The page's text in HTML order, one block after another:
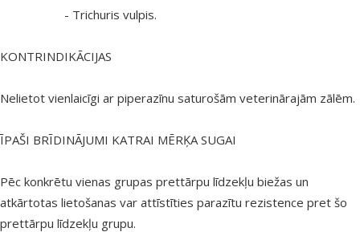
- Trichuris vulpis.
KONTRINDIKĀCIJAS
Nelietot vienlaicīgi ar piperazīnu saturošām veterinārajām zālēm.
ĪPAŠI BRĪDINĀJUMI KATRAI MĒRĶA SUGAI
Pēc konkrētu vienas grupas prettārpu līdzekļu biežas un
atkārtotas lietošanas var attīstīties parazītu rezistence pret šo
prettārpu līdzekļu grupu.